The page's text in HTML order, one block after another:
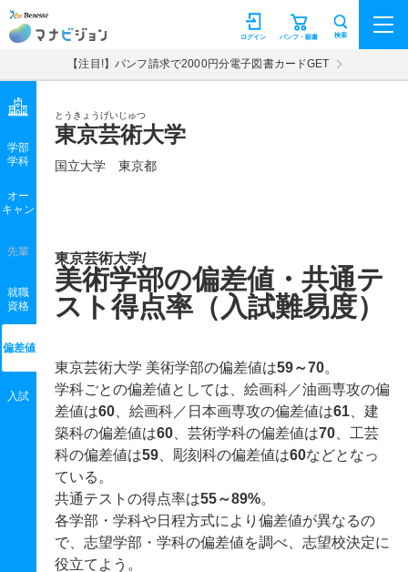
マナビジョン パンフ・願書
ログイン 検索
【注目!】パンフ請求で2000円分電子図書カードGET
とうきょうげいじゅつ
東京芸術大学
国立大学 東京都
学部
学科
オー
キャン
先輩
就職
資格
偏差値
入試
東京芸術大学/
美術学部の偏差値・共通テ
スト得点率（入試難易度）
東京芸術大学 美術学部の偏差値は59～70。
学科ごとの偏差値としては、絵画科／油画専攻の偏
差値は60 、絵画科／日本画専攻の偏差値は61 、建
築科の偏差値は60 、芸術学科の偏差値は70 、工芸
科の偏差値は59 、彫刻科の偏差値は60などとなっ
ている。
共通テストの得点率は55～89%。
各学部・学科や日程方式により偏差値が異なるの
で、志望学部・学科の偏差値を調べ、志望校決定に
役立てよう。